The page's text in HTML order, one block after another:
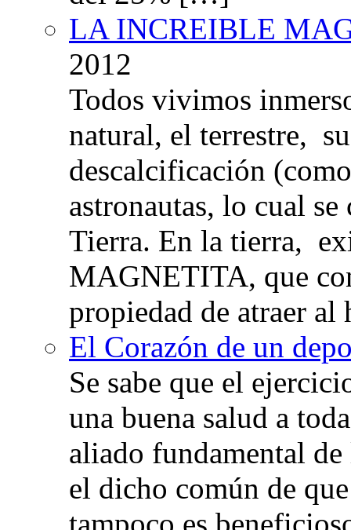
LA INCREIBLE
2012
Todos vivimos
natural, el terrestre,
descalcificación
astronautas, lo cual
Tierra. En la tierra,
MAGNETITA, que
propiedad de atraer
El Corazón de un
Se sabe que el
una buena salud a
aliado fundamental
el dicho común de